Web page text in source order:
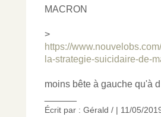
MACRON
>
https://
la-strategie-suicidaire-de-
moins bête à gauche qu'à
Écrit par : Gérald / | 11/05/